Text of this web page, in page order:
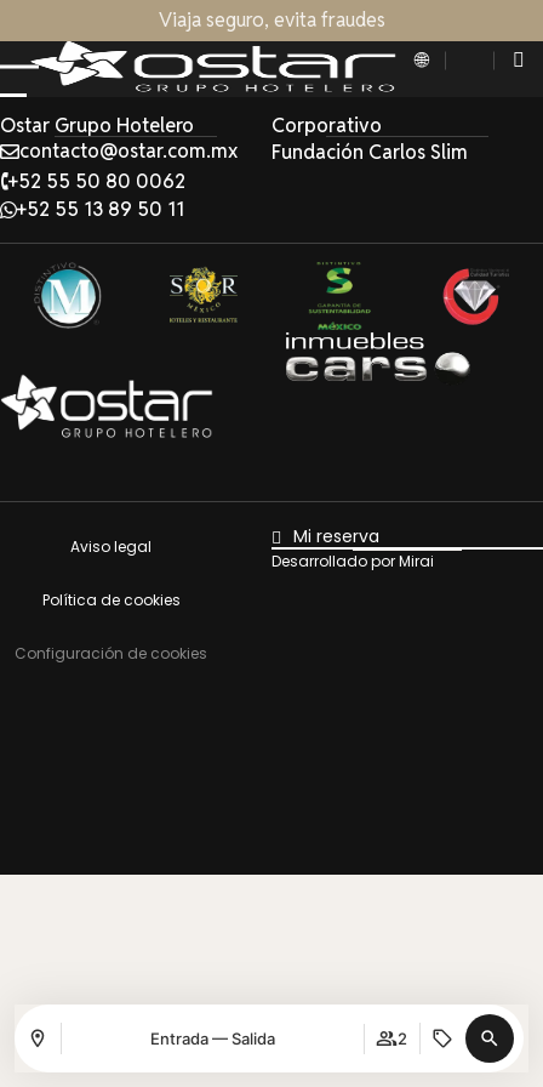
Viaja seguro, evita fraudes
Entrada — Salida 2
Ostar Grupo Hotelero
contacto@ostar.com.mx
+52 55 50 80 0062
+52 55 13 89 50 11
Corporativo
Fundación Carlos Slim
Aviso legal
Política de cookies
Configuración de cookies
Mi reserva
Desarrollado porMirai